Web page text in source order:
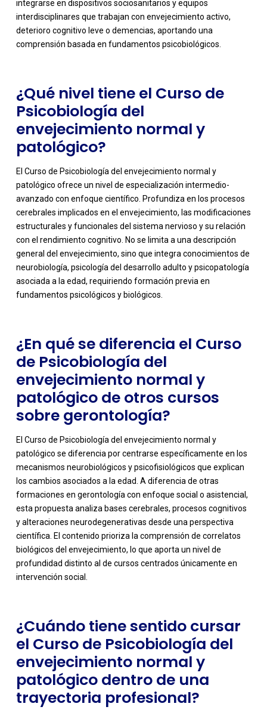
integrarse en dispositivos sociosanitarios y equipos
interdisciplinares que trabajan con envejecimiento activo,
deterioro cognitivo leve o demencias, aportando una
comprensión basada en fundamentos psicobiológicos.
¿Qué nivel tiene el Curso de
Psicobiología del
envejecimiento normal y
patológico?
El Curso de Psicobiología del envejecimiento normal y
patológico ofrece un nivel de especialización intermedio-
avanzado con enfoque científico. Profundiza en los procesos
cerebrales implicados en el envejecimiento, las modificaciones
estructurales y funcionales del sistema nervioso y su relación
con el rendimiento cognitivo. No se limita a una descripción
general del envejecimiento, sino que integra conocimientos de
neurobiología, psicología del desarrollo adulto y psicopatología
asociada a la edad, requiriendo formación previa en
fundamentos psicológicos y biológicos.
-
¿En qué se diferencia el Curso
de Psicobiología del
envejecimiento normal y
patológico de otros cursos
sobre gerontología?
El Curso de Psicobiología del envejecimiento normal y
patológico se diferencia por centrarse específicamente en los
mecanismos neurobiológicos y psicofisiológicos que explican
los cambios asociados a la edad. A diferencia de otras
formaciones en gerontología con enfoque social o asistencial,
esta propuesta analiza bases cerebrales, procesos cognitivos
y alteraciones neurodegenerativas desde una perspectiva
científica. El contenido prioriza la comprensión de correlatos
biológicos del envejecimiento, lo que aporta un nivel de
profundidad distinto al de cursos centrados únicamente en
intervención social.
-
¿Cuándo tiene sentido cursar
el Curso de Psicobiología del
envejecimiento normal y
patológico dentro de una
trayectoria profesional?